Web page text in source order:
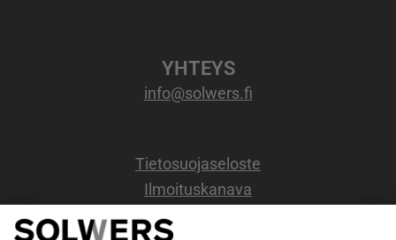
YHTEYS
info@solwers.fi
Tietosuojaseloste
Ilmoituskanava